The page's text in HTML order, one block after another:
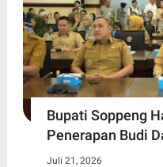
Bupati Soppeng
Penerapan Budi
Juli 21, 2026